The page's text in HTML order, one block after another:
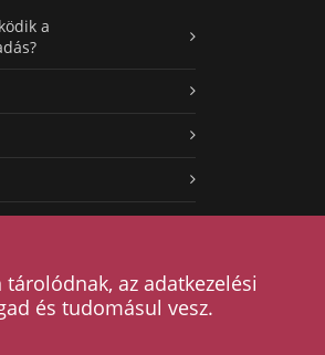
a
az adatkezelési
és tudomásul vesz.